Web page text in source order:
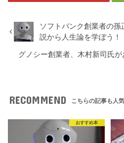
ソフトバンク創業者の
説から人生論を学ぼう！
グノシー創業者、木村新司氏が
RECOMMEND こちらの記事も人気
おすすめ本